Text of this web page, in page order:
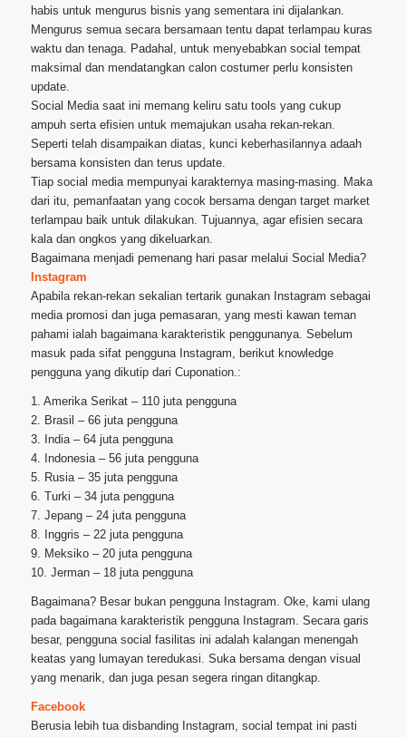
habis untuk mengurus bisnis yang sementara ini dijalankan.
Mengurus semua secara bersamaan tentu dapat terlampau kuras
waktu dan tenaga. Padahal, untuk menyebabkan social tempat
maksimal dan mendatangkan calon costumer perlu konsisten
update.
Social Media saat ini memang keliru satu tools yang cukup
ampuh serta efisien untuk memajukan usaha rekan-rekan.
Seperti telah disampaikan diatas, kunci keberhasilannya adaah
bersama konsisten dan terus update.
Tiap social media mempunyai karakternya masing-masing. Maka
dari itu, pemanfaatan yang cocok bersama dengan target market
terlampau baik untuk dilakukan. Tujuannya, agar efisien secara
kala dan ongkos yang dikeluarkan.
Bagaimana menjadi pemenang hari pasar melalui Social Media?
Instagram
Apabila rekan-rekan sekalian tertarik gunakan Instagram sebagai
media promosi dan juga pemasaran, yang mesti kawan teman
pahami ialah bagaimana karakteristik penggunanya. Sebelum
masuk pada sifat pengguna Instagram, berikut knowledge
pengguna yang dikutip dari Cuponation.:
1. Amerika Serikat – 110 juta pengguna
2. Brasil – 66 juta pengguna
3. India – 64 juta pengguna
4. Indonesia – 56 juta pengguna
5. Rusia – 35 juta pengguna
6. Turki – 34 juta pengguna
7. Jepang – 24 juta pengguna
8. Inggris – 22 juta pengguna
9. Meksiko – 20 juta pengguna
10. Jerman – 18 juta pengguna
Bagaimana? Besar bukan pengguna Instagram. Oke, kami ulang
pada bagaimana karakteristik pengguna Instagram. Secara garis
besar, pengguna social fasilitas ini adalah kalangan menengah
keatas yang lumayan teredukasi. Suka bersama dengan visual
yang menarik, dan juga pesan segera ringan ditangkap.
Facebook
Berusia lebih tua disbanding Instagram, social tempat ini pasti